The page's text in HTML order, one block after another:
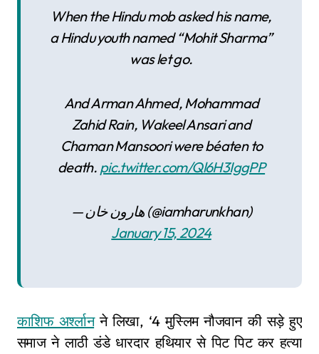
When the Hindu mob asked his name,
a Hindu youth named “Mohit Sharma”
was let go.
And Arman Ahmed, Mohammad
Zahid Rain, Wakeel Ansari and
Chaman Mansoori were béaten to
death. pic.twitter.com/Ql6H3IggPP
— هارون خان (@iamharunkhan)
January 15, 2024
काशिफ अर्श्लानने लिखा, ‘4 मुस्लिम नौजवान की सड़े हुए
समाज ने लाठी डंडे धारदार हथियार से पिट पिट कर हत्या